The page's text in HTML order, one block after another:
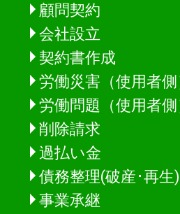
顧問契約
会社設立
契約書作成
労働災害（使用者側
労働問題（使用者側
削除請求
過払い金
債務整理(破産･再生)
事業承継